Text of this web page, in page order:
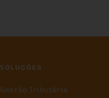
SOLUÇÕES
Gestão Tributária